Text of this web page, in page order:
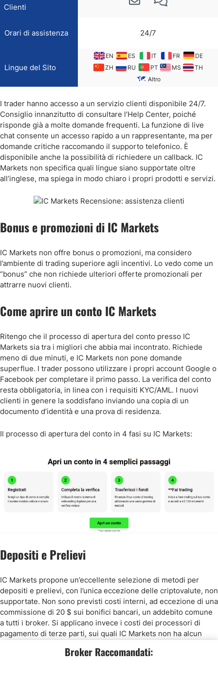
Clienti
Orari di assistenza 24/7
Lingue del Sito
EN ES IT FR
DE
ZH
RU PT MS
TH
Altro
I trader hanno accesso a un servizio clienti disponibile 24/7.
Consiglio innanzitutto di consultare l’Help Center, poiché
risponde già a molte domande frequenti. La funzione di live
chat consente un accesso rapido a un rappresentante, ma per
domande critiche raccomando il supporto telefonico. È
disponibile anche la possibilità di richiedere un callback. IC
Markets non specifica quali lingue siano supportate oltre
all’inglese, ma spiega in modo chiaro i propri prodotti e servizi.
Bonus e promozioni di IC Markets
IC Markets non offre bonus o promozioni, ma considero
l’ambiente di trading superiore agli incentivi. Lo vedo come un
“bonus” che non richiede ulteriori offerte promozionali per
attrarre nuovi clienti.
Come aprire un conto IC Markets
Ritengo che il processo di apertura del conto presso IC
Markets sia tra i migliori che abbia mai incontrato. Richiede
meno di due minuti, e IC Markets non pone domande
superflue. I trader possono utilizzare i propri account Google o
Facebook per completare il primo passo. La verifica del conto
resta obbligatoria, in linea con i requisiti KYC/AML. I nuovi
clienti in genere la soddisfano inviando una copia di un
documento d’identità e una prova di residenza.
Il processo di apertura del conto in 4 fasi su IC Markets:
Depositi e Prelievi
IC Markets propone un’eccellente selezione di metodi per
depositi e prelievi, con l’unica eccezione delle criptovalute, non
supportate. Non sono previsti costi interni, ad eccezione di una
commissione di 20 $ sui bonifici bancari, un addebito comune
a tutti i broker. Si applicano invece i costi dei processori di
pagamento di terze parti, sui quali IC Markets non ha alcun
Broker Raccomandati: